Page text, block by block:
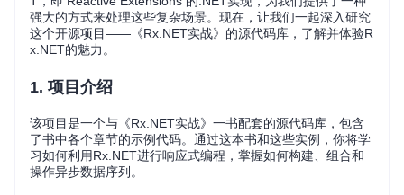
强大的方式来处理这些复杂场景。现在，让我们一起深入研究
这个开源项目——《Rx.NET实战》的源代码库，了解并体验R
x.NET的魅力。
1. 项目介绍
该项目是一个与《Rx.NET实战》一书配套的源代码库，包含
了书中各个章节的示例代码。通过这本书和这些实例，你将学
习如何利用Rx.NET进行响应式编程，掌握如何构建、组合和
操作异步数据序列。